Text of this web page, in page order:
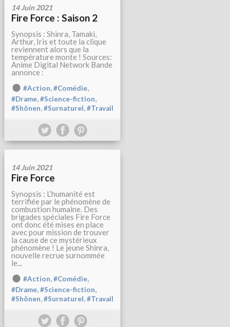
14 Juin 2021
Fire Force : Saison 2
Synopsis : Shinra, Tamaki,
Arthur, Iris et toute la clique
reviennent alors que la
température monte ! Sources:
Anime Digital Network Bande
annonce :
#Action,#Comédie,
#Drame,#Science-fiction,
#Shônen,#Surnaturel,#Travail
14 Juin 2021
Fire Force
Synopsis : L’humanité est
terrifiée par le phénomène de
combustion humaine. Des
brigades spéciales Fire Force
ont donc été mises en place
avec pour mission de trouver
la cause de ce mystérieux
phénomène ! Le jeune Shinra,
nouvelle recrue surnommée
le...
#Action,#Comédie,
#Drame,#Science-fiction,
#Shônen,#Surnaturel,#Travail